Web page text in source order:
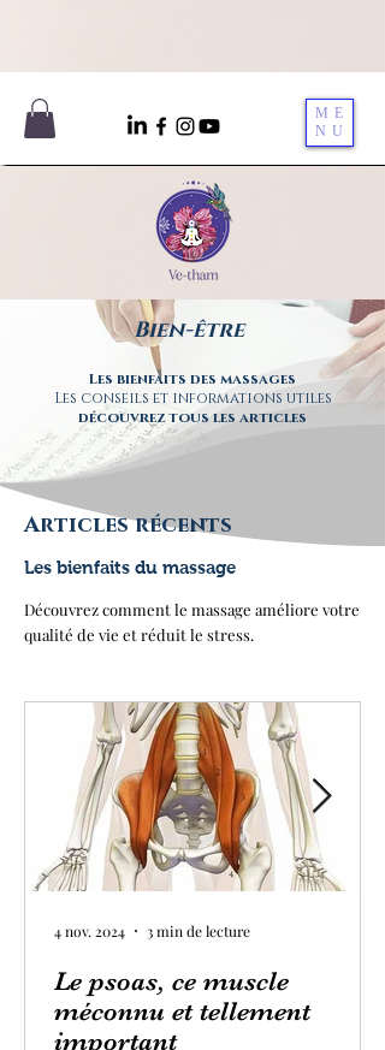
ME
NU
Bien-être
Les bienfaits des massages
Les conseils et informations utiles
découvrez tous les articles
Articles récents
Les bienfaits du massage
Découvrez comment le massage améliore votre
qualité de vie et réduit le stress.
Le psoas, ce muscle
méconnu et tellement
important
4 nov. 2024 3 min de lecture